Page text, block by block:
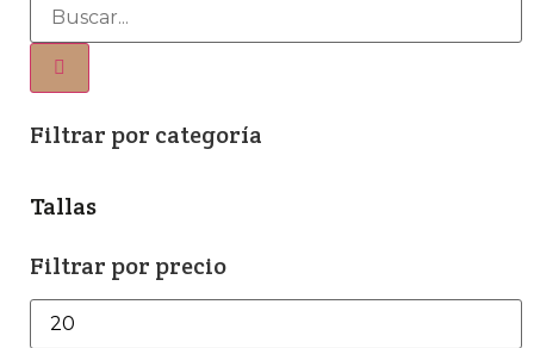
Filtrar por categoría
Tallas
Filtrar por precio